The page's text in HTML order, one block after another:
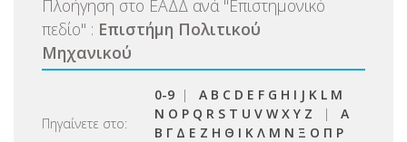
Πλοήγηση στο ΕΑΔΔ ανά "Επιστημονικό
πεδίο" : Επιστήμη Πολιτικού
Μηχανικού
Πηγαίνετε στο:
0-9 | A B C D E F G H I J K L M
N O P Q R S T U V W X Y Z | Α
Β Γ Δ Ε Ζ Η Θ Ι Κ Λ Μ Ν Ξ Ο Π Ρ